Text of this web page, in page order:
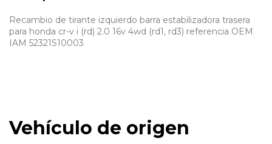
Recambio de tirante izquierdo barra estabilizadora trasera
para honda cr-v i (rd) 2.0 16v 4wd (rd1, rd3) referencia OEM
IAM 52321S10003
Vehículo de origen